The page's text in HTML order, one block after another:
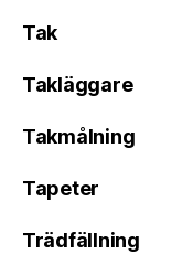
Tak
Takläggare
Takmålning
Tapeter
Trädfällning